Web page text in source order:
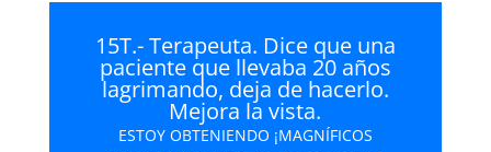
15T.- Terapeuta. Dice que una
paciente que llevaba 20 años
lagrimando, deja de hacerlo.
Mejora la vista.
ESTOY OBTENIENDO ¡MAGNÍFICOS